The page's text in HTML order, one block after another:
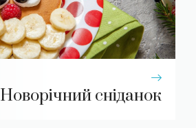
Новорічний сніданок